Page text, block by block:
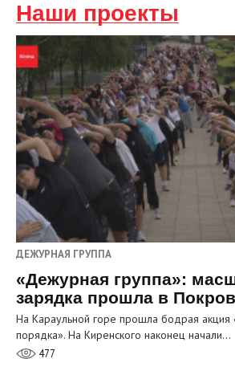
Наши проекты
ДЕЖУРНАЯ ГРУППА
«Дежурная группа»:
зарядка прошла в
На Караульной горе прошла бодрая акция
порядка». На Киренского наконец начали…
477